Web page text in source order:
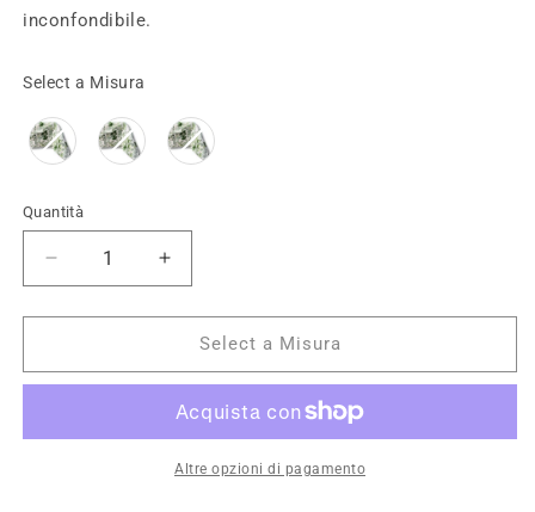
inconfondibile.
Select a Misura
Quantità
Diminuisci
quantità
per
piazzata
foglie
Aumenta
quantità
per
Tovaglia
piazzata
stampa
foglie
Flora
Select a Misura
Altre opzioni di pagamento